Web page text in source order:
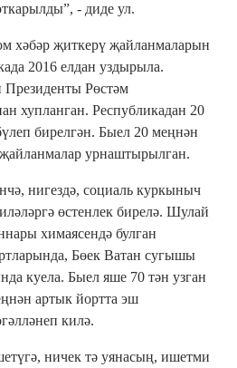
- диде ул.
хәбәр җиткерү җайланмаларын
2016 елдан уздырыла.
Президенты Рөстәм
хупланган. Республикадан 20
бирелгән. Быел 20 меңнән
урнаштырылган.
нигездә, социаль куркыныч
өстенлек бирелә. Шулай
химаясендә булган
Бөек Ватан сугышы
куела. Быел яше 70 тән узган
артык йортта эш
килә.
ничек тә уянасың, ишетми